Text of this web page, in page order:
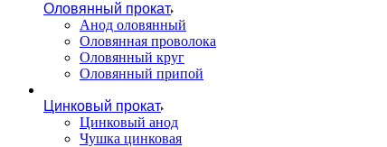
Оловянный прокат
Анод оловянный
Оловянная проволока
Оловянный круг
Оловянный припой
Цинковый прокат
Цинковый анод
Чушка цинковая